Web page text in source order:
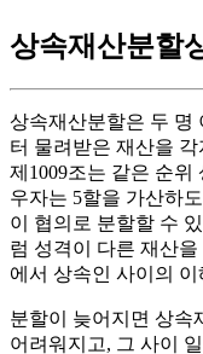
상속재산분할
상속재산분할은 두 명
터 물려받은 재산을
제1009조는 같은 순위
우자는 5할을 가산하
이 협의로 분할할 수
럼 성격이 다른 재산
에서 상속인 사이의
분할이 늦어지면 상속
어려워지고, 그 사이